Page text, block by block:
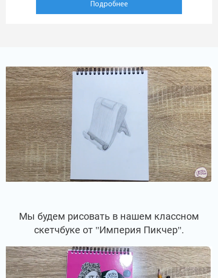
Подробнее
Мы будем рисовать в нашем классном
скетчбуке от "Империя Пикчер".